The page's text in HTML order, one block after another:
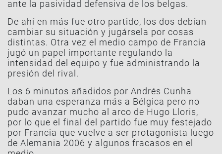
ante la pasividad defensiva de los belgas.
De ahí en más fue otro partido, los dos debían
cambiar su situación y jugársela por cosas
distintas. Otra vez el medio campo de Francia
jugó un papel importante regulando la
intensidad del equipo y fue administrando la
presión del rival.
Los 6 minutos añadidos por Andrés Cunha
daban una esperanza más a Bélgica pero no
pudo avanzar mucho al arco de Hugo Lloris,
por lo que el final del partido fue muy festejado
por Francia que vuelve a ser protagonista luego
de Alemania 2006 y algunos fracasos en el